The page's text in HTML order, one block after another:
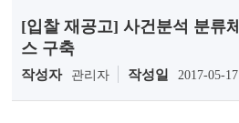
[입찰 재공고] 사건분석 분류
스 구축
작성자 관리자 작성일 2017-05-17